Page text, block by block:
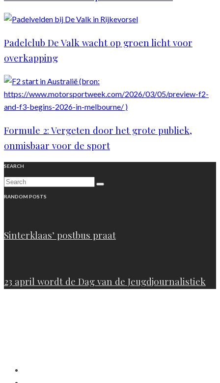
Padelclub De Valk wacht op groen licht voor
overkapping
Formule 2: Vergeten door het grote publiek,
onmisbaar voor de sport
SEARCH
RANDOM POSTS
Sinterklaas’ postbus praat
23 april wordt de Dag van de Jeugdjournalistiek